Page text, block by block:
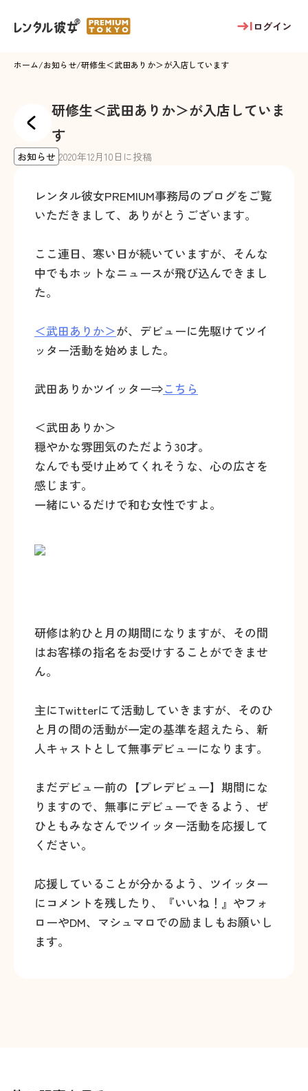
ログイン
ホーム/お知らせ/研修生＜武田ありか＞が入店しています
研修生＜武田ありか＞が入店していま
す
お知らせ 2020年12月 10 日に投稿
レンタル彼女PREMIUM事務局のブログをご覧
いただきまして、ありがとうございます。
ここ連日、寒い日が続いていますが、そんな
中でもホットなニュースが飛び込んできまし
た。
＜武田ありか＞が、デビューに先駆けてツイ
ッター活動を始めました。
武田ありかツイッター⇒こちら
＜武田ありか＞
穏やかな雰囲気のただよう30才。
なんでも受け止めてくれそうな、心の広さを
感じます。
一緒にいるだけで和む女性ですよ。
研修は約ひと月の期間になりますが、その間
はお客様の指名をお受けすることができませ
ん。
主にTwitterにて活動していきますが、そのひ
と月の間の活動が一定の基準を超えたら、新
人キャストとして無事デビューになります。
まだデビュー前の【プレデビュー】期間にな
りますので、無事にデビューできるよう、ぜ
ひともみなさんでツイッター活動を応援して
ください。
応援していることが分かるよう、ツイッター
にコメントを残したり、『いいね！』やフォ
ローやDM、マシュマロでの励ましもお願いし
ます。